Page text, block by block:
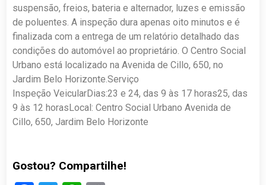
suspensão, freios, bateria e alternador, luzes e emissão
de poluentes. A inspeção dura apenas oito minutos e é
finalizada com a entrega de um relatório detalhado das
condições do automóvel ao proprietário. O Centro Social
Urbano está localizado na Avenida de Cillo, 650, no
Jardim Belo Horizonte.Serviço
Inspeção VeicularDias:23 e 24, das 9 às 17 horas25, das
9 às 12 horasLocal: Centro Social Urbano Avenida de
Cillo, 650, Jardim Belo Horizonte
Gostou? Compartilhe!